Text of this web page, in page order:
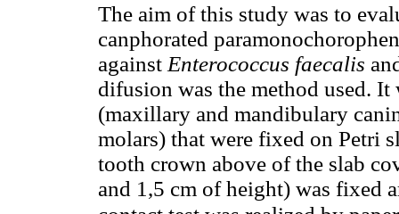
The aim of this study was to
canphorated
against Enterococcus faecalis
difusion was the method used. It
(maxillary and mandibulary
molars) that were fixed on Petri
tooth crown above of the slab
and 1,5 cm of height) was fixed